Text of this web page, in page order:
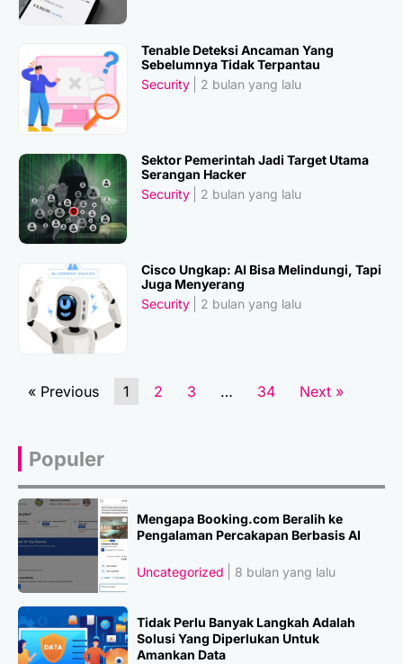
Tenable Deteksi Ancaman Yang
Sebelumnya Tidak Terpantau
Security
2 bulan yang lalu
Sektor Pemerintah Jadi Target Utama
Serangan Hacker
Security
2 bulan yang lalu
Cisco Ungkap: AI Bisa Melindungi, Tapi
Juga Menyerang
Security
2 bulan yang lalu
« Previous 1 2 3 … 34 Next »
Populer
Mengapa Booking.com Beralih ke
Pengalaman Percakapan Berbasis AI
Uncategorized 8 bulan yang lalu
Tidak Perlu Banyak Langkah Adalah
Solusi Yang Diperlukan Untuk
Amankan Data